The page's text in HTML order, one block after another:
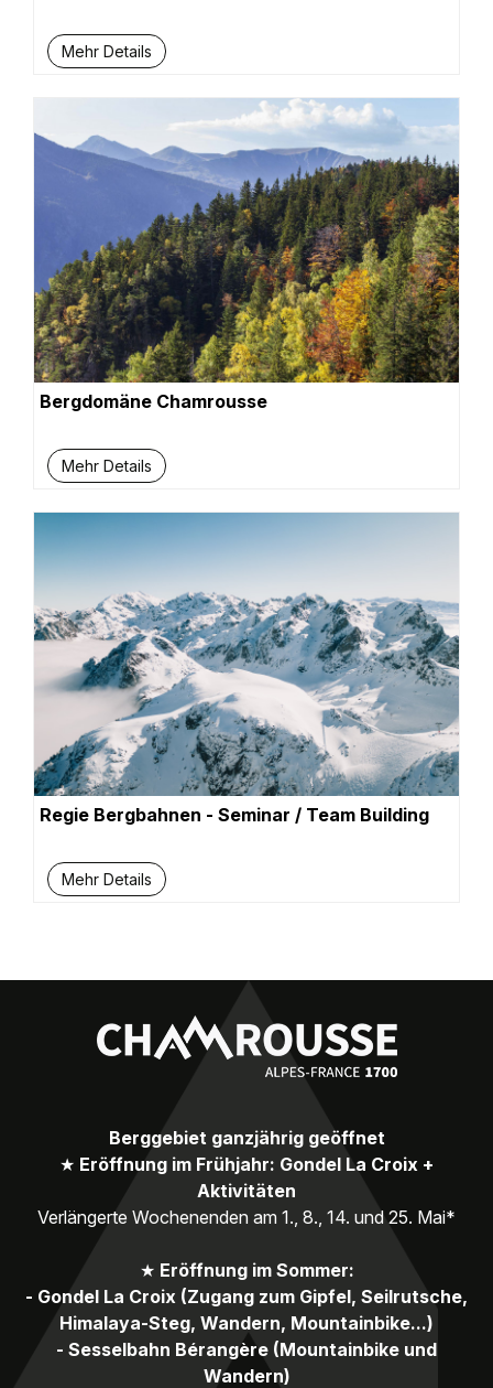
Mehr Details
Bergdomäne Chamrousse
Mehr Details
Regie Bergbahnen - Seminar / Team Building
Mehr Details
Berggebiet ganzjährig geöffnet
★ Eröffnung im Frühjahr: Gondel La Croix +
Aktivitäten
Verlängerte Wochenenden am 1., 8., 14. und 25. Mai*
★ Eröffnung im Sommer:
- Gondel La Croix (Zugang zum Gipfel, Seilrutsche,
Himalaya-Steg, Wandern, Mountainbike...)
- Sesselbahn Bérangère (Mountainbike und
Wandern)